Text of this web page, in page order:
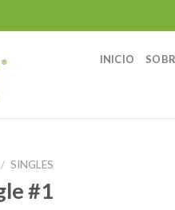
INICIO
/ SINGLES
#1